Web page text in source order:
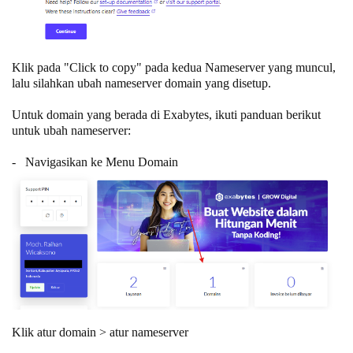
Klik pada "Click to copy" pada kedua Nameserver yang muncul,
lalu silahkan ubah nameserver domain yang disetup.
Untuk domain yang berada di Exabytes, ikuti panduan berikut
untuk ubah nameserver:
- Navigasikan ke Menu Domain
Klik atur domain > atur nameserver